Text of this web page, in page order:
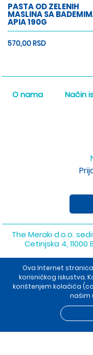
Ova Internet
korisničkog iskustva.
korištenjem kolačića
našim
PASTA OD ZELENIH
MASLINA SA
APIA 190G
570,00 RSD
O nama Način
The Meraki d.o.o.
Cetinjska 4, 11000